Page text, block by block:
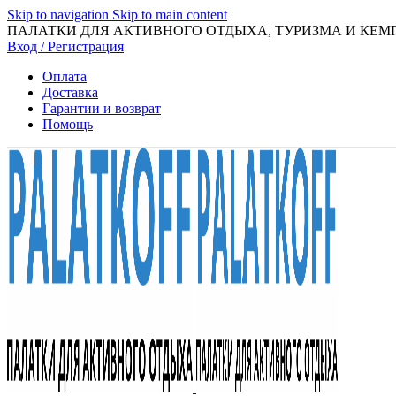
Skip to navigation Skip to main content
ПАЛАТКИ ДЛЯ АКТИВНОГО ОТДЫХА, ТУРИЗМА И
Вход / Регистрация
Оплата
Доставка
Гарантии и возврат
Помощь